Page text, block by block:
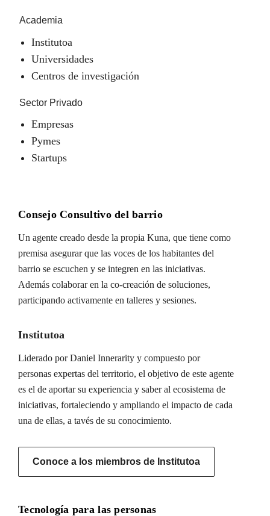
Academia
Institutoa
Universidades
Centros de investigación
Sector Privado
Empresas
Pymes
Startups
Consejo Consultivo del barrio
Un agente creado desde la propia Kuna, que tiene como
premisa asegurar que las voces de los habitantes del
barrio se escuchen y se integren en las iniciativas.
Además colaborar en la co-creación de soluciones,
participando activamente en talleres y sesiones.
Institutoa
Liderado por Daniel Innerarity y compuesto por
personas expertas del territorio, el objetivo de este agente
es el de aportar su experiencia y saber al ecosistema de
iniciativas, fortaleciendo y ampliando el impacto de cada
una de ellas, a tavés de su conocimiento.
Conoce a los miembros de Institutoa
Tecnología para las personas